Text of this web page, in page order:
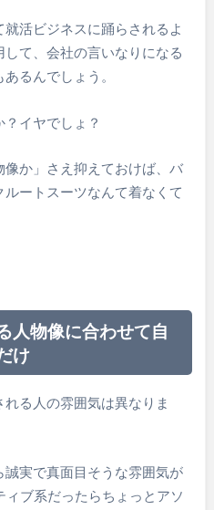
活ビジネスに踊らされるよ
て、会社の言いなりになる
るんでしょう。
イヤでしょ？
像か」さえ抑えておけば、バ
ートスーツなんて着なくて
人物像に合わせて自
け
る人の雰囲気は異なりま
実で真面目そうな雰囲気が
ブ系だったらちょっとアソ